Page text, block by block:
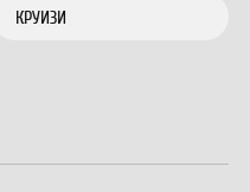
КРУИЗИ